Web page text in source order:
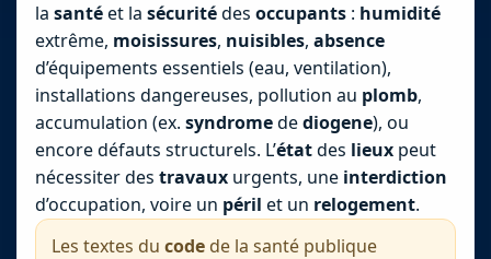
la santéet la sécuritédes occupants : humidité
extrême, moisissures, nuisibles, absence
d’équipements essentiels (eau, ventilation),
installations dangereuses, pollution au plomb,
accumulation (ex. syndromedediogene), ou
encore défauts structurels. L’étatdes lieux peut
nécessiter des travaux urgents, une interdiction
d’occupation, voire un péril et un relogement.
Les textes du code de la santé publique